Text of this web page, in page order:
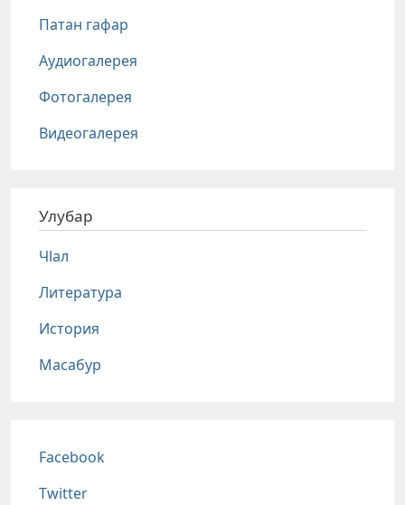
Патан гафар
Аудиогалерея
Фотогалерея
Видеогалерея
Улубар
Чlал
Литература
История
Масабур
Соц сети
Facebook
Twitter